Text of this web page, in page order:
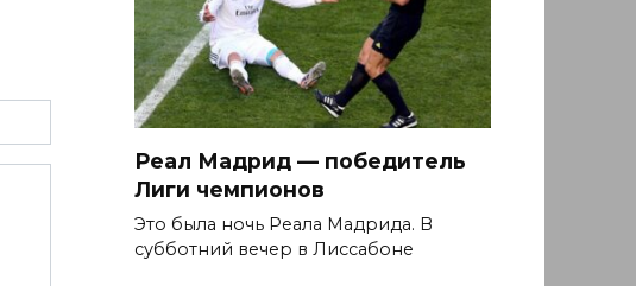
Реал Мадрид — победитель
Лиги чемпионов
Это была ночь Реала Мадрида. В
субботний вечер в Лиссабоне